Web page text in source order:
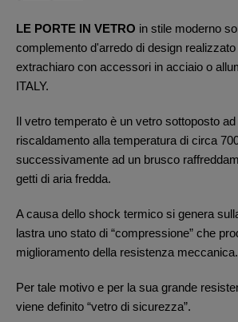
LE PORTE IN VETRO in stile moderno
complemento d'arredo di design
extrachiaro con accessori in acciaio o
ITALY.
Il vetro temperato è un vetro sottoposto
riscaldamento alla temperatura di circa
successivamente ad un brusco
getti di aria fredda.
A causa dello shock termico si genera
lastra uno stato di “compressione” che
miglioramento della resistenza meccanica.
Per tale motivo e per la sua grande
viene definito “vetro di sicurezza”.